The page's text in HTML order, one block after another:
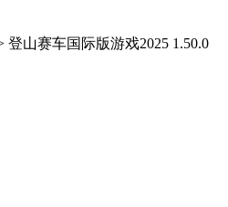
登山赛车国际版游戏2025 1.50.0